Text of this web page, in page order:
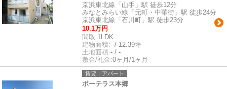
京浜東北線「山手」駅 徒歩12分
みなとみらい線「元町・中華街」駅 徒歩24分
京浜東北線「石川町」駅 徒歩23分
10.1万円
間取:1LDK
建物面積:- / 12.39坪
土地面積:- / -
敷金/礼金:0ヶ月/1ヶ月
賃貸｜アパート
ポーテラス本郷